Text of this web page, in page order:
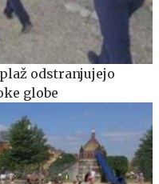
odstranjujejo
globe